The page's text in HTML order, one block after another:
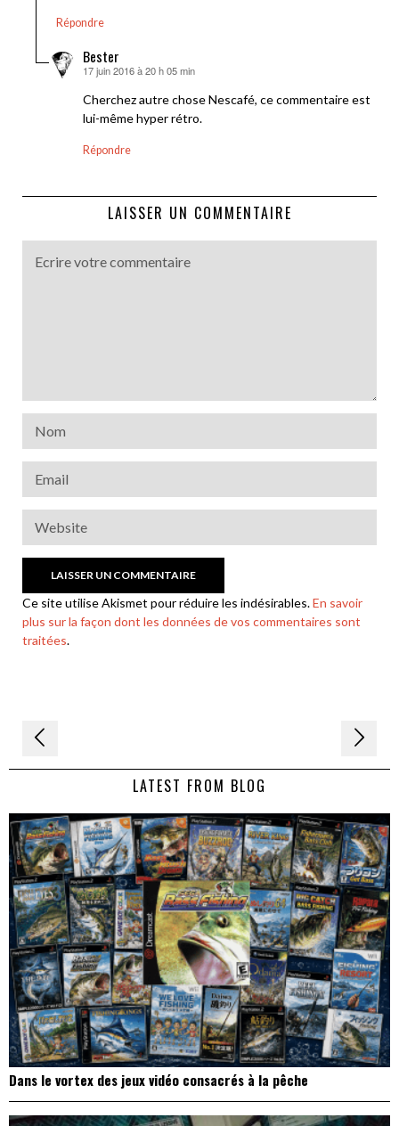
Répondre
Bester
dit :
17 juin 2016 à 20 h 05 min
Cherchez autre chose Nescafé, ce commentaire est
lui-même hyper rétro.
Répondre
LAISSER UN COMMENTAIRE
Ce site utilise Akismet pour réduire les indésirables.En savoir
plus sur la façon dont les données de vos commentaires sont
traitées.
Navigation
de LATEST FROM BLOG
Dans le vortex des jeux vidéo consacrés à la pêche